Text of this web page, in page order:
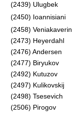
(2439) Ulugbek
(2450) Ioannisiani
(2458) Veniakaverin
(2473) Heyerdahl
(2476) Andersen
(2477) Biryukov
(2492) Kutuzov
(2497) Kulikovskij
(2498) Tsesevich
(2506) Pirogov